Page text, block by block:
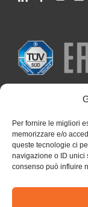
Per fornire le migliori
memorizzare e/o
queste tecnologie ci
navigazione o ID unici
consenso può influire